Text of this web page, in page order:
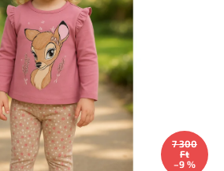
7 300
Ft
–9 %